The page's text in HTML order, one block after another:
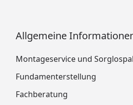
Allgemeine
Montageservice und
Fundamenterstellung
Fachberatung